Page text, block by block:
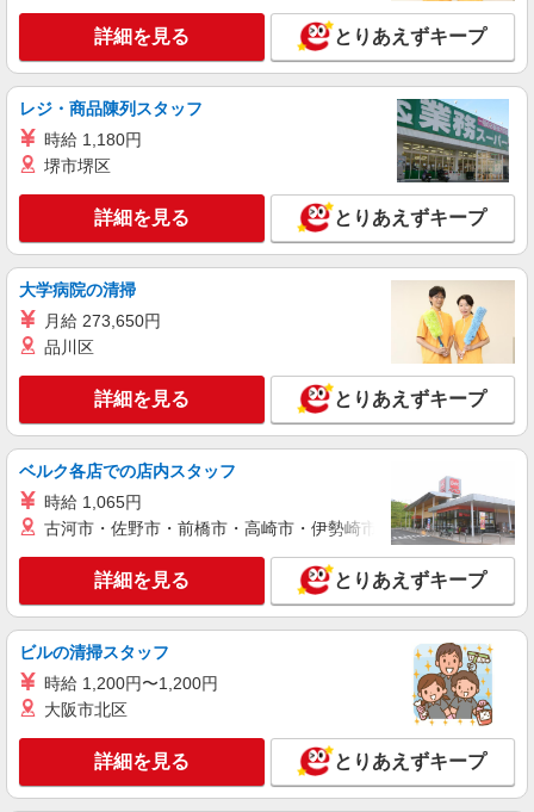
支援特別手当、日祝手当（月平均2回分）、夜勤手
当（月平均5回分）等、毎月平均的に支払われる手
当を含みます。 ※居住支援特別手当は勤続5年目
までの方はさらに1万円支給（再入社は除く） ◎
賞与：基本給2.08ヶ月分/年支給 ◎残業時は別途時
東京都板橋区大門7-5
キープ 詳細を見る
正社員
SOMPOケア ラヴィーレ光が丘公園/5007aa1
【介護福祉士】 月給：305,300円 年収例：410
万円〜 ※下記毎月平均的に支払われる手当を含み
ます。 ・職務手当 ・特別職務手当 ・特別地域手
当 ・（東京都）居住支援特別手当 ・働きがい向上
手当 ・特別夜勤手当 ・日祝手当（月平均2回分）
・夜勤手当（月平均5回分） ※居住支援特別手当
は勤続5年目までの方はさらに1万円支給（再入社
東京都板橋区赤塚新町2-7-16
キープ 詳細を見る
正社員
SOMPOケア ラヴィーレ赤塚公園/5010aa1
介護スタッフ
【介護福祉士】 月給：305,300円 年収例：410
万円〜 ※下記毎月平均的に支払われる手当を含み
ます。 ・職務手当 ・特別職務手当 ・特別地域手
当 ・（東京都）居住支援特別手当 ・働きがい向上
手当 ・特別夜勤手当 ・日祝手当（月平均2回分）
・夜勤手当（月平均5回分） ※居住支援特別手当
は勤続5年目までの方はさらに1万円支給（再入社
は除く） ◎賞与：基本給2.08ヶ月分/年支給 ◎残
業時は別途時間外手当支給（超過1分〜）
詳細を見る
そんぽの家 板橋三園/1009aa1
介護スタッフ
【介護福祉士】 月給：305,300円 年収例：410
ます。 ・職務手当 ・特別職務手当 ・特別地域手
当 ・（東京都）居住支援特別手当 ・働きがい向上
手当 ・特別夜勤手当 ・日祝手当（月平均2回分）
・夜勤手当（月平均5回分） ※居住支援特別手当
は勤続5年目までの方はさらに1万円支給（再入社
キープ 詳細を見る
詳細を見る とりあえずキープ
レジ・商品陳列スタッフ
時給 1,180円
堺市堺区
詳細を見る とりあえずキープ
大学病院の清掃
月給 273,650円
品川区
詳細を見る とりあえずキープ
ベルク各店での店内スタッフ
時給 1,065円
古河市・佐野市・前橋市・高崎市・伊勢崎市・太田市・館林市
詳細を見る とりあえずキープ
ビルの清掃スタッフ
時給 1,200円〜1,200円
大阪市北区
詳細を見る とりあえずキープ